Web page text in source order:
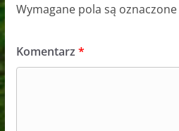
Wymagane pola są oznaczone
Komentarz *